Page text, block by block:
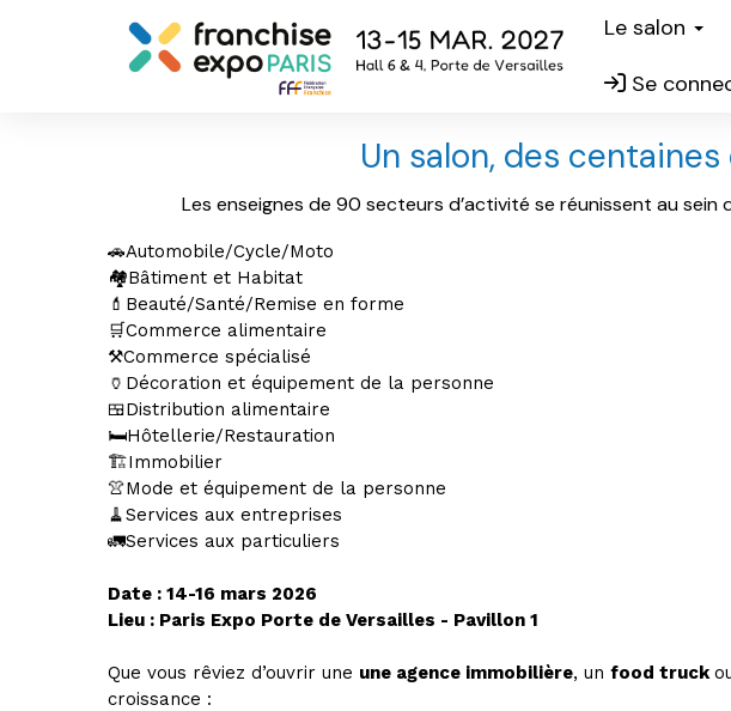
Le salon
Se
Un salon, des
Les enseignes de 90 secteurs d’activité se réunissent au
🚗Automobile/Cycle/Moto
🏘️Bâtiment et Habitat
💄Beauté/Santé/Remise en forme
🛒Commerce alimentaire
⚒️Commerce spécialisé
🏺Décoration et équipement de la personne
🍱Distribution alimentaire
🛏️Hôtellerie/Restauration
🏗️Immobilier
👚Mode et équipement de la personne
🧹Services aux entreprises
🚛Services aux particuliers
Date : 14-16 mars 2026
Lieu : Paris Expo Porte de Versailles - Pavillon 1
Que vous rêviez d’ouvrir une une agence immobilière, un food truck
croissance :